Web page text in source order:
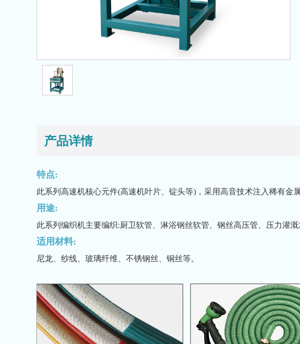
产品详情
特点:
此系列高速机核心元件(高速机叶片、锭头等)，采用高音技术注入稀有金
用途:
此系列编织机主要编织:厨卫软管、淋浴钢丝软管、钢丝高压管、压力灌溉
适用材料:
尼龙、纱线、玻璃纤维、不锈钢丝、铜丝等。